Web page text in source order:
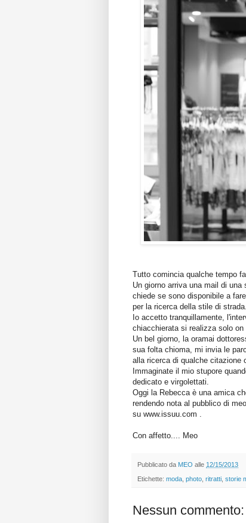
Tutto comincia qualche tempo
Un giorno arriva una mail di
chiede se sono disponibile a
per la ricerca della stile di strada.
Io accetto tranquillamente,
chiacchierata si realizza solo on
Un bel giorno, la oramai
sua folta chioma, mi invia le
alla ricerca di qualche citazione
Immaginate il mio stupore
dedicato e virgolettati.
Oggi la Rebecca è una amica
rendendo nota al pubblico di
su www.issuu.com .
Con affetto.... Meo
Pubblicato da MEO alle 12/15/2013
Etichette: moda photo ritratti storie
Nessun commento: